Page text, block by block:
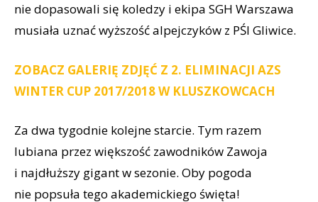
nie dopasowali się koledzy i ekipa SGH Warszawa
musiała uznać wyższość alpejczyków z PŚl Gliwice.
ZOBACZ GALERIĘ ZDJĘĆ Z 2. ELIMINACJI AZS
WINTER CUP 2017/2018 W KLUSZKOWCACH
Za dwa tygodnie kolejne starcie. Tym razem
lubiana przez większość zawodników Zawoja
i najdłuższy gigant w sezonie. Oby pogoda
nie popsuła tego akademickiego święta!